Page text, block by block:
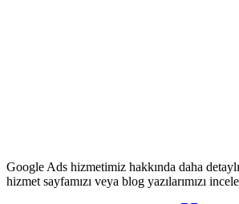
Google Ads hizmetimiz hakkında daha
hizmet sayfamızı veya blog yazılarımızı